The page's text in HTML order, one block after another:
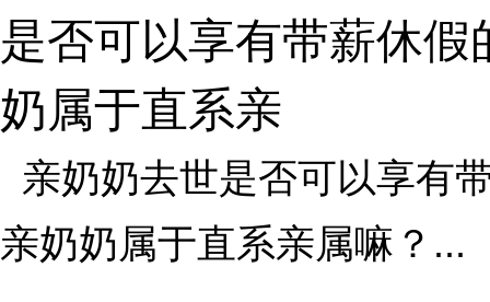
是否可以享有带薪休假
奶属于直系亲
亲奶奶去世是否可以享有
亲奶奶属于直系亲属嘛？...